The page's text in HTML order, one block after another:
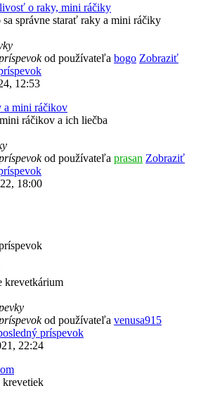
o raky, mini ráčiky
správne starať raky a mini ráčiky
od používateľa bogo Zobraziť
12:53
a mini ráčikov
ráčikov a ich liečba
od používateľa prasan Zobraziť
18:00
krevetkárium
od používateľa venusa915
príspevok
22:24